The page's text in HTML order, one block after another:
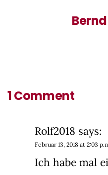
1 Comment
Rolf2018 says:
Februar 13, 2018 at 2:03
Ich habe mal